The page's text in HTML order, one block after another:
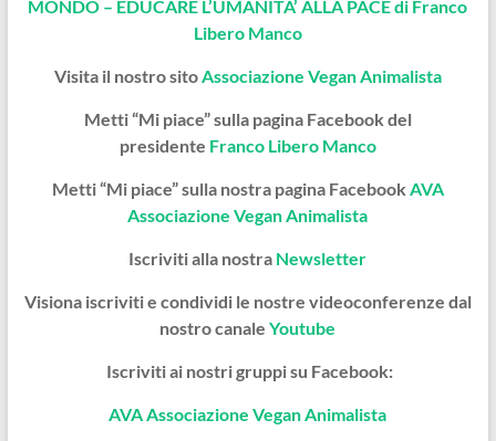
MONDO – EDUCARE L’UMANITA’ ALLA PACE di Franco
Libero Manco
Visita il nostro sitoAssociazione Vegan Animalista
Metti “Mi piace” sulla pagina Facebook del
presidente Franco Libero Manco
Metti “Mi piace” sulla nostra pagina Facebook AVA
Associazione Vegan Animalista
Iscriviti alla nostra Newsletter
Visiona iscriviti e condividi le nostre videoconferenze dal
nostro canaleYoutube
Iscriviti ai nostri gruppi su Facebook:
AVA Associazione Vegan Animalista